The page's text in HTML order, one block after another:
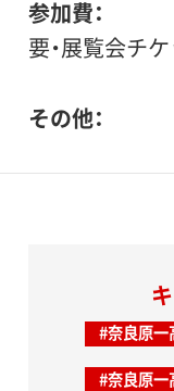
参加費
要・展覧会チ
その他
#奈良原一
#奈良原一